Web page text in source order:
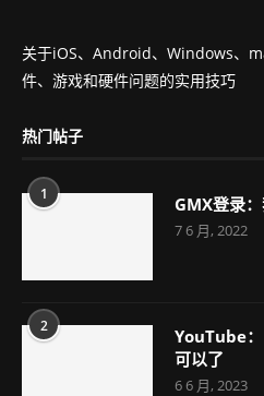
关于iOS、Android、Windows、
件、游戏和硬件问题的实用技巧
热门帖子
1 GMX登录
7 6 月, 2022
2
YouTube
可以了
6 6 月, 2023